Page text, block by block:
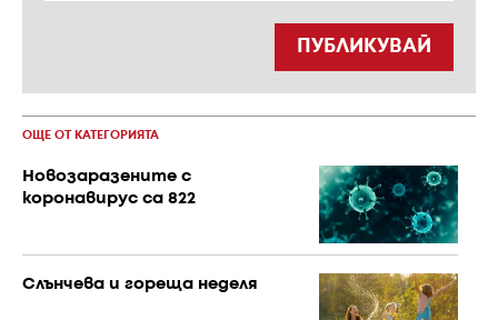
ПУБЛИКУВАЙ
ОЩЕ ОТ КАТЕГОРИЯТА
Новозаразените с
коронавирус са 822
Слънчева и гореща неделя